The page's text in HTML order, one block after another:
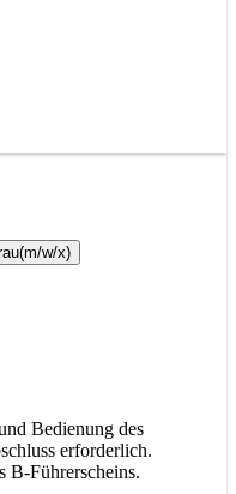
(m/w/x)
Bedienung des
erforderlich.
B-Führerscheins.